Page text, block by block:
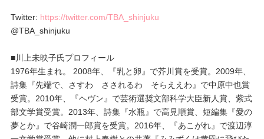
Twitter: https://twitter.com/TBA_shinjuku
@TBA_shinjuku
■川上未映子氏プロフィール
1976年生まれ。 2008年、『乳と卵』で芥川賞を受賞。2009年、
詩集『先端で、さすわ さされるわ そらええわ』で中原中也賞
受賞。2010年、『ヘヴン』で芸術選奨文部科学大臣新人賞、紫式
部文学賞受賞。2013年、詩集『水瓶』で高見順賞、短編集『愛の
夢とか』で谷崎潤一郎賞を受賞。2016年、『あこがれ』で渡辺淳